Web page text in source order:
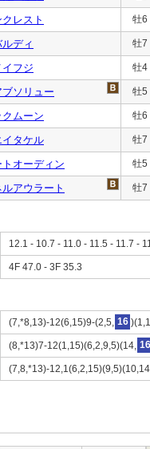
レスト 牡6
ディ 牡7
イフジ 牡4
ブソリュー 牡5
クムーン 牡6
イタケル 牡7
トオーディン 牡5
アウラート 牡7
12.1 - 10.7 - 11.0 - 11.5 - 11.7 -
4F 47.0 - 3F 35.3
(7,*8,13)-12(6,15)9-(2,5, 16
(8,*13)7-12(1,15)(6,2,9,5)(14, 16
(7,8,*13)-